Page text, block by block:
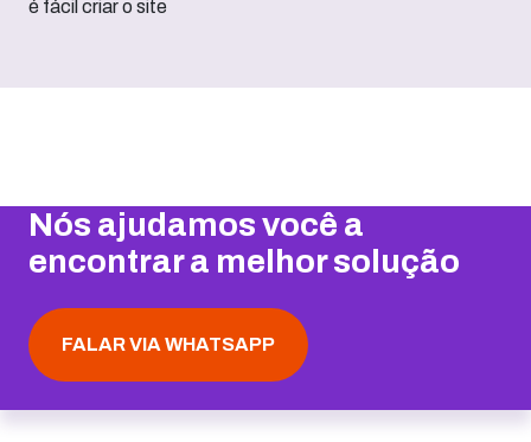
Nós ajudamos você a
encontrar a melhor solução
FALAR VIA WHATSAPP